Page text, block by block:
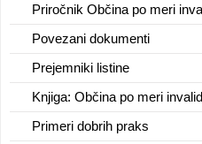
Priročnik Občina po meri
Povezani dokumenti
Prejemniki listine
Knjiga: Občina po meri
Primeri dobrih praks